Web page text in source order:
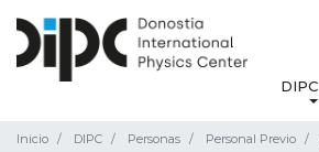
DIPC
Inicio DIPC Personas Personal Previo